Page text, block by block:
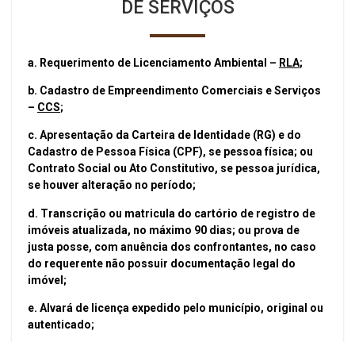
DE SERVIÇOS
a. Requerimento de Licenciamento Ambiental – RLA;
b. Cadastro de Empreendimento Comerciais e Serviços
– CCS;
c. Apresentação da Carteira de Identidade (RG) e do
Cadastro de Pessoa Física (CPF), se pessoa física; ou
Contrato Social ou Ato Constitutivo, se pessoa jurídica,
se houver alteração no período;
d. Transcrição ou matricula do cartório de registro de
imóveis atualizada, no máximo 90 dias; ou prova de
justa posse, com anuência dos confrontantes, no caso
do requerente não possuir documentação legal do
imóvel;
e. Alvará de licença expedido pelo município, original ou
autenticado;